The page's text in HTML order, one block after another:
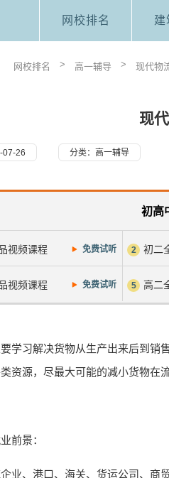
网校排名 建
网校排名 > 高一辅导 > 现代物
现
07-26 分类： 高一辅导
初高
视频课程 免费试听 2 初二
视频课程 免费试听 5 高二
学习解决货物从生产出来后到销
资源，尽最大可能的减小货物在
前景：
业、港口、海关、货运公司、商